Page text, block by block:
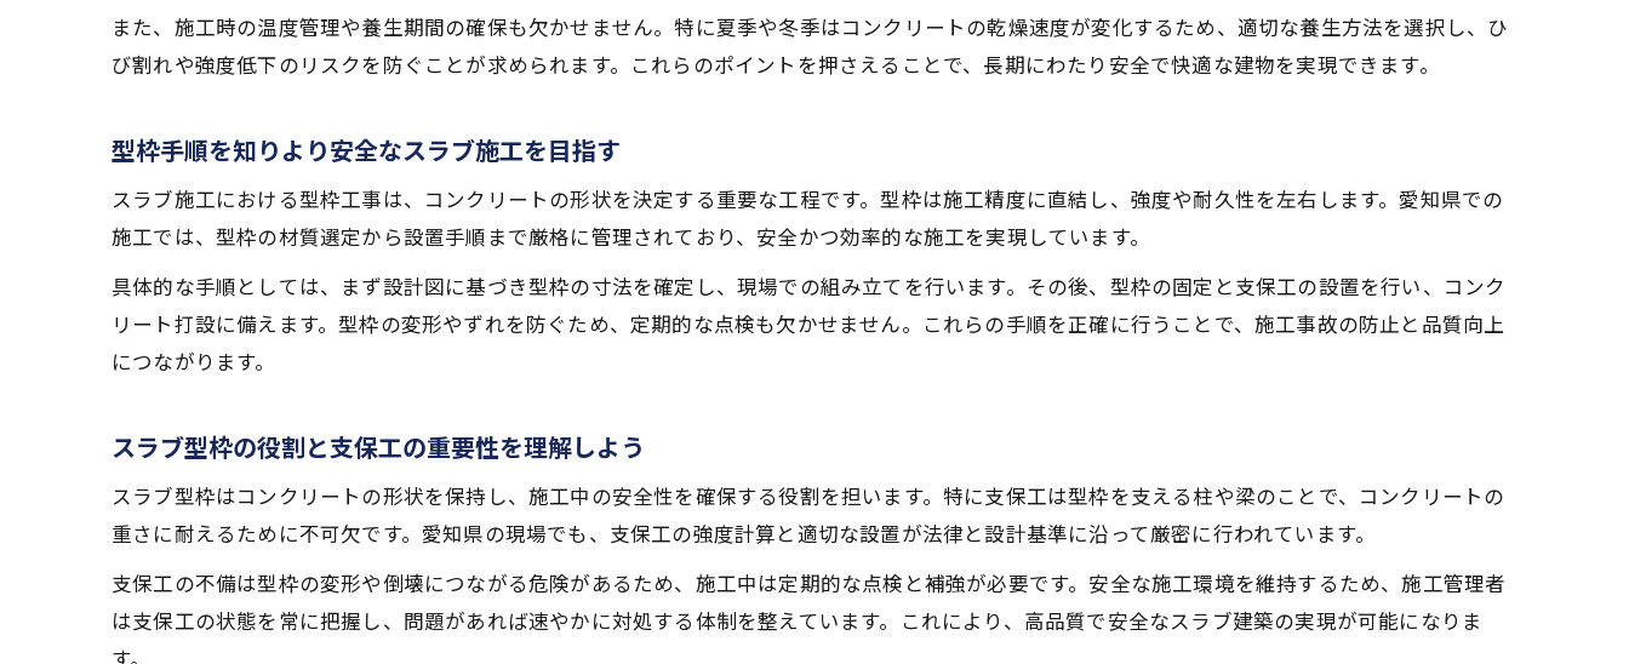
スラブ厚の基準と選定時の注意点について
建築基準法に基づくスラブ厚の考え方を解説
住宅用途に合わせた最適なスラブ厚の決め方
耐震性向上に役立つスラブ施工のコツ
スラブ施工で得られる耐震性強化の方法
型枠や支保工を活かした耐震対策の実践例
愛知県の最新スラブ施工技術で安心住宅を実現
また、施工時の温度管理や養生期間の確保も欠かせません。特に夏季や冬季はコンクリートの乾燥速度が変化するため、適切な養生方法を選択し、ひ
び割れや強度低下のリスクを防ぐことが求められます。これらのポイントを押さえることで、長期にわたり安全で快適な建物を実現できます。
型枠手順を知りより安全なスラブ施工を目指す
スラブ施工における型枠工事は、コンクリートの形状を決定する重要な工程です。型枠は施工精度に直結し、強度や耐久性を左右します。愛知県での
施工では、型枠の材質選定から設置手順まで厳格に管理されており、安全かつ効率的な施工を実現しています。
具体的な手順としては、まず設計図に基づき型枠の寸法を確定し、現場での組み立てを行います。その後、型枠の固定と支保工の設置を行い、コンク
リート打設に備えます。型枠の変形やずれを防ぐため、定期的な点検も欠かせません。これらの手順を正確に行うことで、施工事故の防止と品質向上
につながります。
スラブ型枠の役割と支保工の重要性を理解しよう
スラブ型枠はコンクリートの形状を保持し、施工中の安全性を確保する役割を担います。特に支保工は型枠を支える柱や梁のことで、コンクリートの
重さに耐えるために不可欠です。愛知県の現場でも、支保工の強度計算と適切な設置が法律と設計基準に沿って厳密に行われています。
支保工の不備は型枠の変形や倒壊につながる危険があるため、施工中は定期的な点検と補強が必要です。安全な施工環境を維持するため、施工管理者
は支保工の状態を常に把握し、問題があれば速やかに対処する体制を整えています。これにより、高品質で安全なスラブ建築の実現が可能になりま
す。